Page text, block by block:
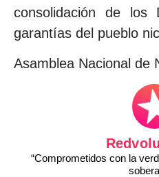
consolidación de los
garantías del pueblo
Asamblea Nacional de
“Comprometidos con la